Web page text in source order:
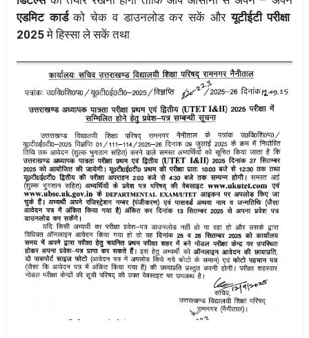
एडमिट कार्डको चेक व डाउनलोड कर सकें औरयूटीईटी परीक्षा
2025मे हिस्सा ले सकें तथा